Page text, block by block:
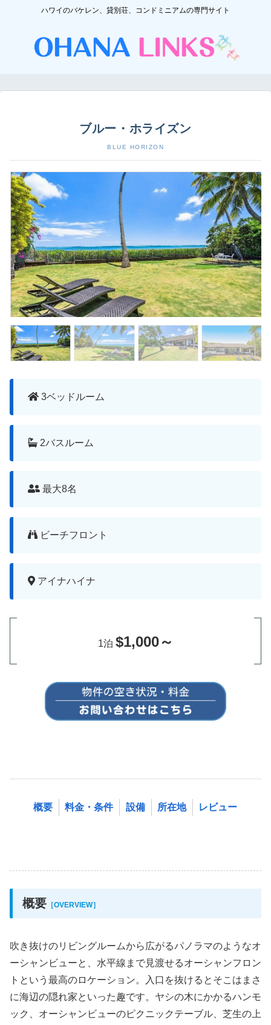
ハワイのバケレン、貸別荘、コンドミニアムの専門サイト
ブルー・ホライズン
BLUE HORIZON
3ベッドルーム
2バスルーム
最大8名
ビーチフロント
アイナハイナ
1泊 $1,000～
概要 料金・条件 設備 所在地 レビュー
概要 ［OVERVIEW］
吹き抜けのリビングルームから広がるパノラマのようなオ
ーシャンビューと、水平線まで見渡せるオーシャンフロン
トという最高のロケーション。入口を抜けるとそこはまさ
に海辺の隠れ家といった趣です。ヤシの木にかかるハンモ
ック、オーシャンビューのピクニックテーブル、芝生の上